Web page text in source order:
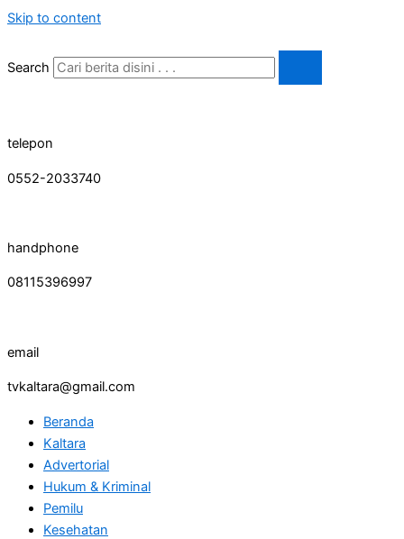
Skip to content
Search
telepon
0552-2033740
handphone
08115396997
email
tvkaltara@gmail.com
Beranda
Kaltara
Advertorial
Hukum & Kriminal
Pemilu
Kesehatan